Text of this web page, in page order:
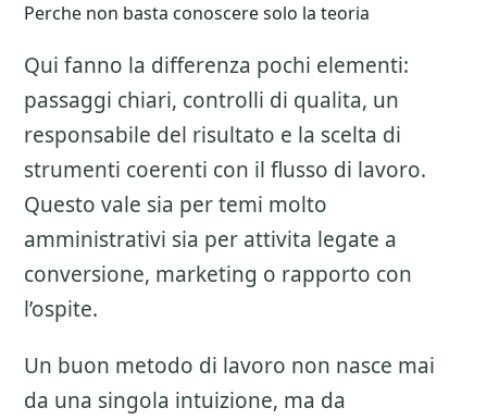
Perche non basta conoscere solo la teoria
Qui fanno la differenza pochi elementi:
passaggi chiari, controlli di qualita, un
responsabile del risultato e la scelta di
strumenti coerenti con il flusso di lavoro.
Questo vale sia per temi molto
amministrativi sia per attivita legate a
conversione, marketing o rapporto con
l’ospite.
Un buon metodo di lavoro non nasce mai
da una singola intuizione, ma da